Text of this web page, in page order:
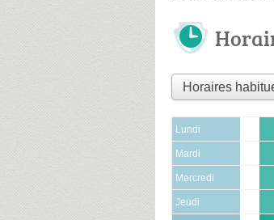
Lundi
Mardi
Mercredi
Jeudi